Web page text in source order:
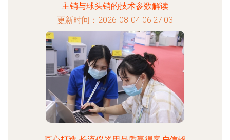
主销与球头销的技术参数解读
更新时间：2026-08-04 06:27:03